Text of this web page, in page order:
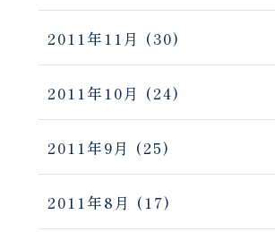
2011年11月 (30)
2011年10月 (24)
2011年9月 (25)
2011年8月 (17)